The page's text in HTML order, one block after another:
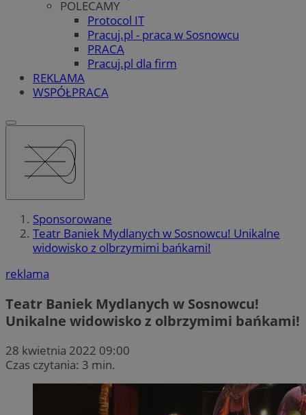
POLECAMY
Protocol IT
Pracuj.pl - praca w Sosnowcu
PRACA
Pracuj.pl dla firm
REKLAMA
WSPÓŁPRACA
Sponsorowane
Teatr Baniek Mydlanych w Sosnowcu! Unikalne
widowisko z olbrzymimi bańkami!
reklama
Teatr Baniek Mydlanych w Sosnowcu!
Unikalne widowisko z olbrzymimi bańkami!
28 kwietnia 2022 09:00
Czas czytania: 3 min.